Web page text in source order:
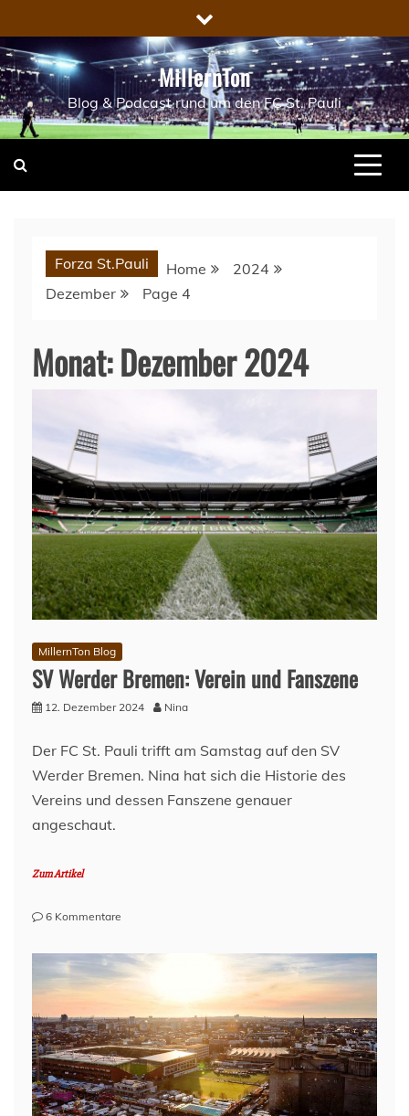
to
content
MillernTon
Blog & Podcast rund um den FC St. Pauli
Forza St.Pauli Home
2024
Dezember
Page 4
Monat:Dezember 2024
MillernTon Blog
SV Werder Bremen: Verein und Fanszene
12. Dezember 2024 Nina
Der FC St. Pauli trifft am Samstag auf den SV
Werder Bremen. Nina hat sich die Historie des
Vereins und dessen Fanszene genauer
angeschaut.
Zum Artikel
6 Kommentare
Werder
Bremen:
Fanszene